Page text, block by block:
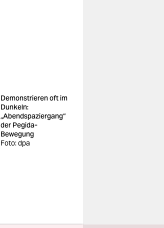
Demonstrieren oft im
Dunkeln:
„Abendspaziergang“
der Pegida-
Bewegung
Foto: dpa